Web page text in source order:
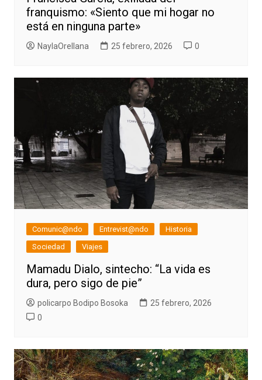
franquismo: «Siento que mi hogar no
está en ninguna parte»
NaylaOrellana 25 febrero, 2026 0
Comunic@ndo Entrevist@ndo
Historia
Sociedad
Viajes
Mamadu Dialo, sintecho: “La vida es
dura, pero sigo de pie”
policarpo Bodipo Bosoka
25 febrero, 2026
0